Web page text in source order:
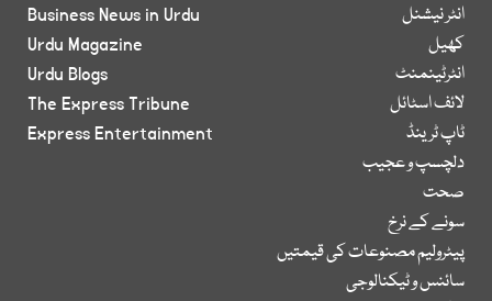
انٹر نیشنل
کھیل
انٹرٹینمنٹ
لائف اسٹائل
ٹاپ ٹرینڈ
دلچسپ و عجیب
صحت
سونے کے نرخ
پیٹرولیم مصنوعات کی قیمتیں
سائنس و ٹیکنالوجی
Business News in Urdu
Urdu Magazine
Urdu Blogs
The Express Tribune
Express Entertainment